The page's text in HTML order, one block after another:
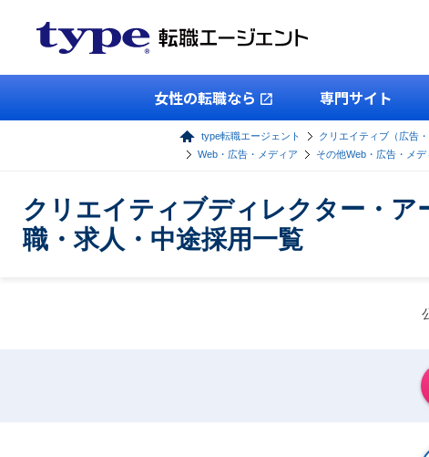
女性の転職なら 専門サイト
type転職エージェント クリエイティブ（広告
Web・広告・メディア
その他Web・広告・メデ
クリエイティブディレクター・
職・求人・中途採用一覧